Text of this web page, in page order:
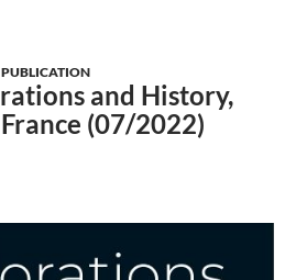
PUBLICATION
and History,
(07/2022)